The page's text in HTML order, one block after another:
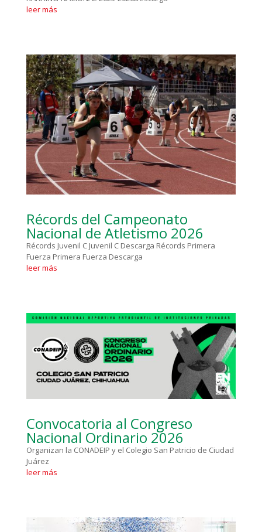
leer más
Récords del Campeonato
Nacional de Atletismo 2026
Récords Juvenil C Juvenil C Descarga Récords Primera
Fuerza Primera Fuerza Descarga
leer más
Convocatoria al Congreso
Nacional Ordinario 2026
Organizan la CONADEIP y el Colegio San Patricio de Ciudad
Juárez
leer más